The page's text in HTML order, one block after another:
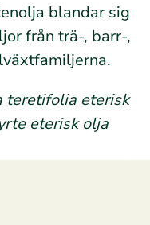
blandar sig
från trä-, barr-,
teretifolia eterisk
eterisk olja